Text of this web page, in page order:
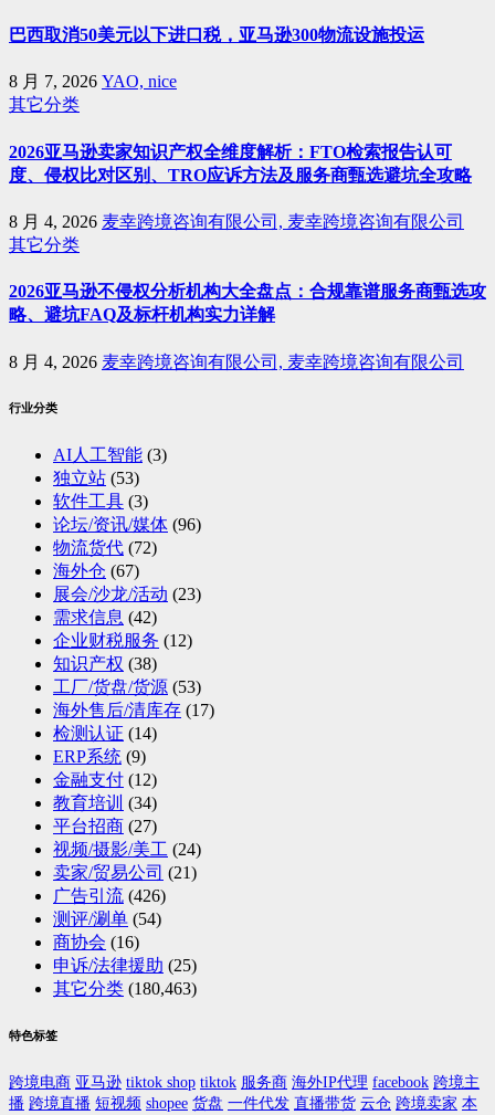
巴西取消50美元以下进口税，亚马逊300物流设施投运
8 月 7, 2026 YAO, nice
其它分类
2026亚马逊卖家知识产权全维度解析：FTO检索报告认可
度、侵权比对区别、TRO应诉方法及服务商甄选避坑全攻略
8 月 4, 2026 麦幸跨境咨询有限公司, 麦幸跨境咨询有限公司
其它分类
2026亚马逊不侵权分析机构大全盘点：合规靠谱服务商甄选攻
略、避坑FAQ及标杆机构实力详解
8 月 4, 2026 麦幸跨境咨询有限公司, 麦幸跨境咨询有限公司
行业分类
AI人工智能 (3)
独立站 (53)
软件工具 (3)
论坛/资讯/媒体 (96)
物流货代 (72)
海外仓 (67)
展会/沙龙/活动 (23)
需求信息 (42)
企业财税服务 (12)
知识产权 (38)
工厂/货盘/货源 (53)
海外售后/清库存 (17)
检测认证 (14)
ERP系统 (9)
金融支付 (12)
教育培训 (34)
平台招商 (27)
视频/摄影/美工 (24)
卖家/贸易公司 (21)
广告引流 (426)
测评/涮单 (54)
商协会 (16)
申诉/法律援助 (25)
其它分类 (180,463)
特色标签
跨境电商 亚马逊 tiktok shop tiktok 服务商 海外IP代理 facebook 跨境主
播 跨境直播 短视频 shopee 货盘 一件代发 直播带货 云仓 跨境卖家 本